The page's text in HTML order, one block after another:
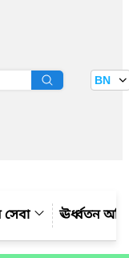
BN
ঊর্ধ্বতন